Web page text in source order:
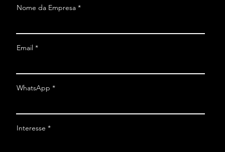
Email
Nome da Empresa
WhatsApp
Interesse